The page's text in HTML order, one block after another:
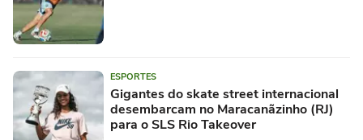
ESPORTES
Gigantes do skate street internacional
desembarcam no Maracanãzinho (RJ)
para o SLS Rio Takeover